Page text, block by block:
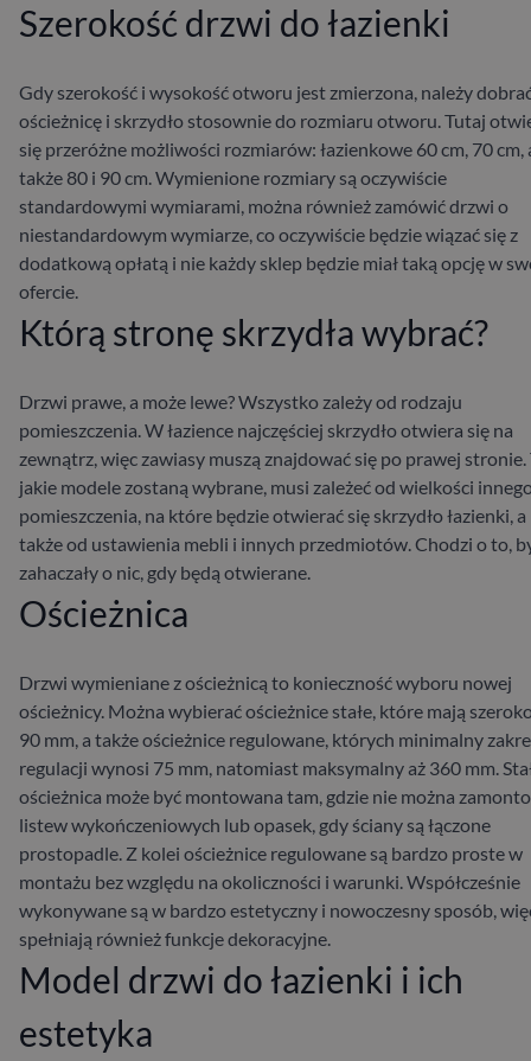
Szerokość drzwi do łazienki
Gdy szerokość i wysokość otworu jest zmierzona, należy
ościeżnicę i skrzydło stosownie do rozmiaru otworu. Tutaj
się przeróżne możliwości rozmiarów: łazienkowe 60 cm, 70 cm,
także 80 i 90 cm. Wymienione rozmiary są oczywiście
standardowymi wymiarami, można również zamówić drzwi o
niestandardowym wymiarze, co oczywiście będzie wiązać się z
dodatkową opłatą i nie każdy sklep będzie miał taką opcję w
ofercie.
Którą stronę skrzydła wybrać?
Drzwi prawe, a może lewe? Wszystko zależy od rodzaju
pomieszczenia. W łazience najczęściej skrzydło otwiera się na
zewnątrz, więc zawiasy muszą znajdować się po prawej stronie.
jakie modele zostaną wybrane, musi zależeć od wielkości
pomieszczenia, na które będzie otwierać się skrzydło łazienki, a
także od ustawienia mebli i innych przedmiotów. Chodzi o to,
zahaczały o nic, gdy będą otwierane.
Ościeżnica
Drzwi wymieniane z ościeżnicą to konieczność wyboru nowej
ościeżnicy. Można wybierać ościeżnice stałe, które mają
90 mm, a także ościeżnice regulowane, których minimalny
regulacji wynosi 75 mm, natomiast maksymalny aż 360 mm.
ościeżnica może być montowana tam, gdzie nie można
listew wykończeniowych lub opasek, gdy ściany są łączone
prostopadle. Z kolei ościeżnice regulowane są bardzo proste w
montażu bez względu na okoliczności i warunki. Współcześnie
wykonywane są w bardzo estetyczny i nowoczesny sposób,
spełniają również funkcje dekoracyjne.
Model drzwi do łazienki i ich
estetyka